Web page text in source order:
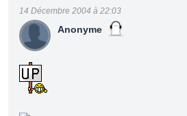
Anonyme
14 Décembre 2004 à 22:03